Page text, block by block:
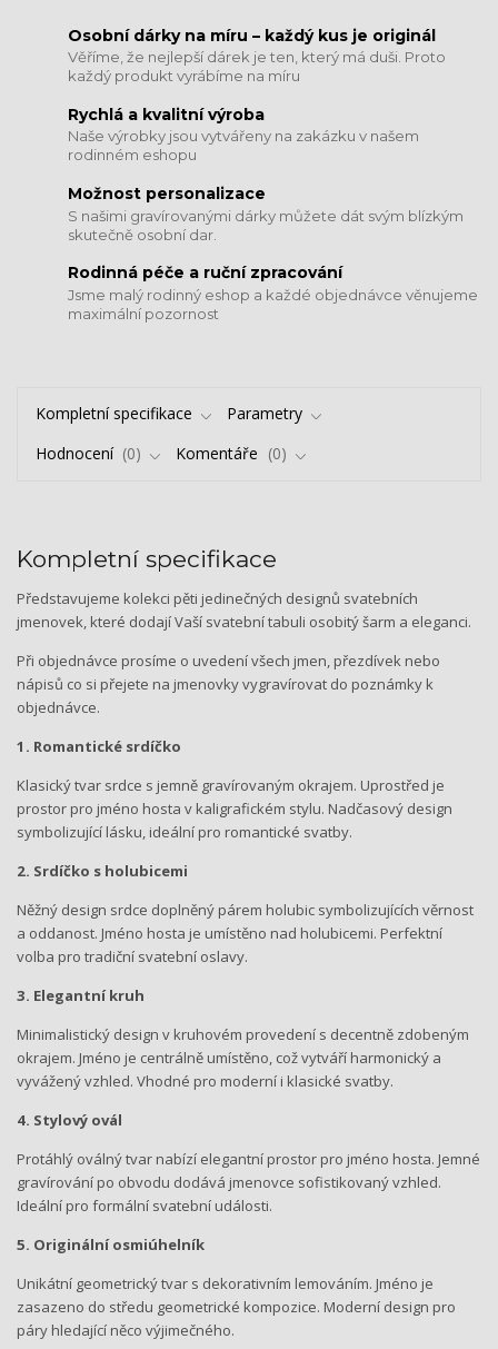
​​​​​​​Osobní dárky na míru – každý kus je originál
Věříme, že nejlepší dárek je ten, který má duši. Proto
každý produkt vyrábíme na míru
Rychlá a kvalitní výroba
Naše výrobky jsou vytvářeny na zakázku v našem
rodinném eshopu
Možnost personalizace
S našimi gravírovanými dárky můžete dát svým blízkým
skutečně osobní dar.
​​​​​​​Rodinná péče a ruční zpracování
Jsme malý rodinný eshop a každé objednávce věnujeme
maximální pozornost
Kompletní specifikace
Parametry
Hodnocení
0 Komentáře 0
Kompletní specifikace
Představujeme kolekci pěti jedinečných designů svatebních
jmenovek, které dodají Vaší svatební tabuli osobitý šarm a eleganci.
Při objednávce prosíme o uvedení všech jmen, přezdívek nebo
nápisů co si přejete na jmenovky vygravírovat do poznámky k
objednávce.
1. Romantické srdíčko
Klasický tvar srdce s jemně gravírovaným okrajem. Uprostřed je
prostor pro jméno hosta v kaligrafickém stylu. Nadčasový design
symbolizující lásku, ideální pro romantické svatby.
2. Srdíčko s holubicemi
Něžný design srdce doplněný párem holubic symbolizujících věrnost
a oddanost. Jméno hosta je umístěno nad holubicemi. Perfektní
volba pro tradiční svatební oslavy.
3. Elegantní kruh
Minimalistický design v kruhovém provedení s decentně zdobeným
okrajem. Jméno je centrálně umístěno, což vytváří harmonický a
vyvážený vzhled. Vhodné pro moderní i klasické svatby.
4. Stylový ovál
Protáhlý oválný tvar nabízí elegantní prostor pro jméno hosta. Jemné
gravírování po obvodu dodává jmenovce sofistikovaný vzhled.
Ideální pro formální svatební události.
5. Originální osmiúhelník
Unikátní geometrický tvar s dekorativním lemováním. Jméno je
zasazeno do středu geometrické kompozice. Moderní design pro
páry hledající něco výjimečného.